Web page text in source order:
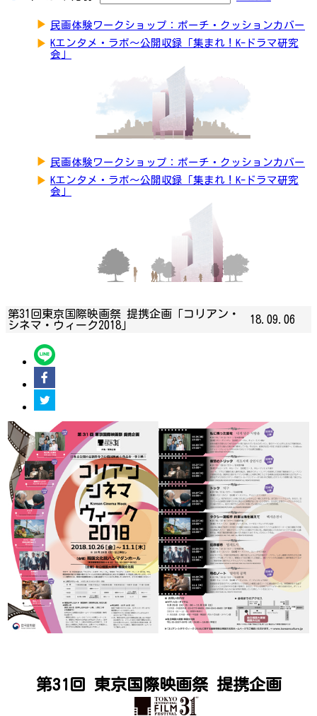
▶ 民画体験ワークショップ：ポーチ・クッションカバー
▶ Kエンタメ・ラボ～公開収録「集まれ！K-ドラマ研究
会」
▶ 民画体験ワークショップ：ポーチ・クッションカバー
▶ Kエンタメ・ラボ～公開収録「集まれ！K-ドラマ研究
会」
第31回東京国際映画祭 提携企画「コリアン・
シネマ・ウィーク2018」
18.09.06
第31回 東京国際映画祭 提携企画